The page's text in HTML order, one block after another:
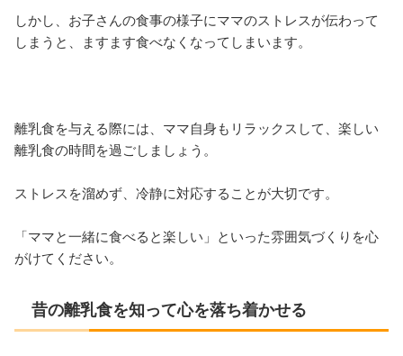
しかし、お子さんの食事の様子にママのストレスが伝わって
しまうと、ますます食べなくなってしまいます。
離乳食を与える際には、ママ自身もリラックスして、楽しい
離乳食の時間を過ごしましょう。
ストレスを溜めず、冷静に対応することが大切です。
「ママと一緒に食べると楽しい」といった雰囲気づくりを心
がけてください。
昔の離乳食を知って心を落ち着かせる